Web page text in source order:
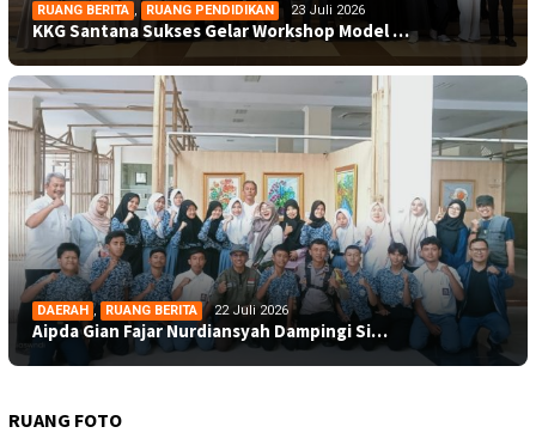
RUANG BERITA , RUANG PENDIDIKAN 23 Juli 2026
KKG Santana Sukses Gelar Workshop Model …
DAERAH , RUANG BERITA 22 Juli 2026
Aipda Gian Fajar Nurdiansyah Dampingi Si…
RUANG FOTO